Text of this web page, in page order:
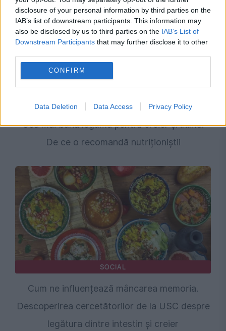
disclosure of your personal information by third parties on the
IAB’s list of downstream participants. This information may
also be disclosed by us to third parties on the IAB’s List of
Downstream Participants that may further disclose it to other
CONFIRM
Data Deletion Data Access Privacy Policy
SOCIAL
Cea mai bună legumă pentru creier și inimă.
De ce o recomandă nutriționiștii
SOCIAL
Cum ne influențează mâncarea memoria.
Descoperirea cercetătorilor de la USC despre
legătura dintre intestin și creier